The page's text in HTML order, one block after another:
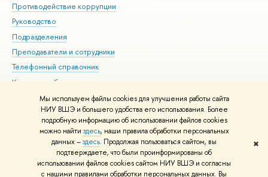
Мы используем файлы cookies для улучшения работы сайта
НИУ ВШЭ и большего удобства его использования. Более
подробную информацию об использовании файлов cookies
можно найти здесь, наши правила обработки персональных
данных –здесь. Продолжая пользоваться сайтом, вы
подтверждаете, что были проинформированы об
использовании файлов cookies сайтом НИУ ВШЭ и согласны
с нашими правилами обработки персональных данных. Вы
✖
Противодействие коррупции
Руководство
Подразделения
Преподаватели и сотрудники
Телефонный справочник
Корпуса и общежития
ВШЭ для студентов с ограниченными возможностями
здоровья и инвалидностью
Единая платежная страница
© НИУ ВШЭ 1993–2026 Условия использования материалов Адреса
и контакты Карта сайта